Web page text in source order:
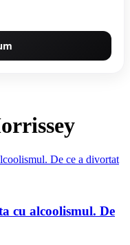
cu alcoolismul. De